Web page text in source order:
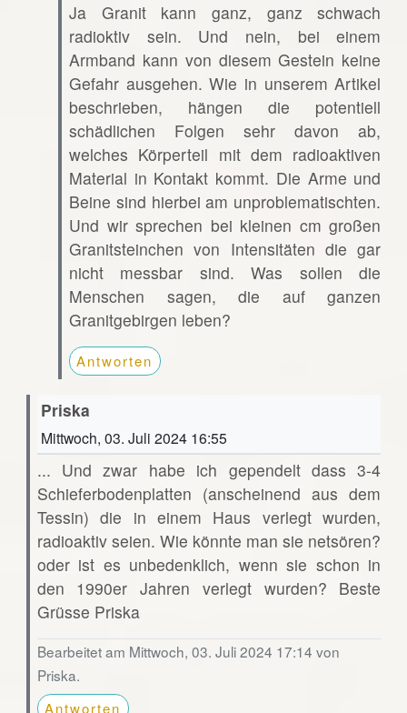
Ja Granit kann ganz, ganz schwach
radioktiv sein. Und nein, bei einem
Armband kann von diesem Gestein keine
Gefahr ausgehen. Wie in unserem Artikel
beschrieben, hängen die potentiell
schädlichen Folgen sehr davon ab,
welches Körperteil mit dem radioaktiven
Material in Kontakt kommt. Die Arme und
Beine sind hierbei am unproblematischten.
Und wir sprechen bei kleinen cm großen
Granitsteinchen von Intensitäten die gar
nicht messbar sind. Was sollen die
Menschen sagen, die auf ganzen
Granitgebirgen leben?
Antworten
Priska
Mittwoch, 03. Juli 2024 16:55
... Und zwar habe ich gependelt dass 3-4
Schieferbodenplatten (anscheinend aus dem
Tessin) die in einem Haus verlegt wurden,
radioaktiv seien. Wie könnte man sie netsören?
oder ist es unbedenklich, wenn sie schon in
den 1990er Jahren verlegt wurden? Beste
Grüsse Priska
Bearbeitet am Mittwoch, 03. Juli 2024 17:14 von
Priska.
Antworten